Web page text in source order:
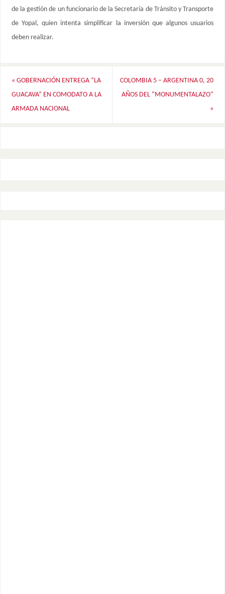
de la gestión de un funcionario de la Secretaría de Tránsito y Transporte
de Yopal, quien intenta simplificar la inversión que algunos usuarios
deben realizar.
« GOBERNACIÓN ENTREGA “LA
GUACAVA” EN COMODATO A LA
ARMADA NACIONAL
COLOMBIA 5 – ARGENTINA 0, 20
AÑOS DEL “MONUMENTALAZO“
»